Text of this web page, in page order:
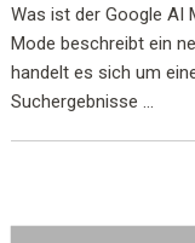
Was ist der Google AI
Mode beschreibt ein
handelt es sich um
Suchergebnisse ...